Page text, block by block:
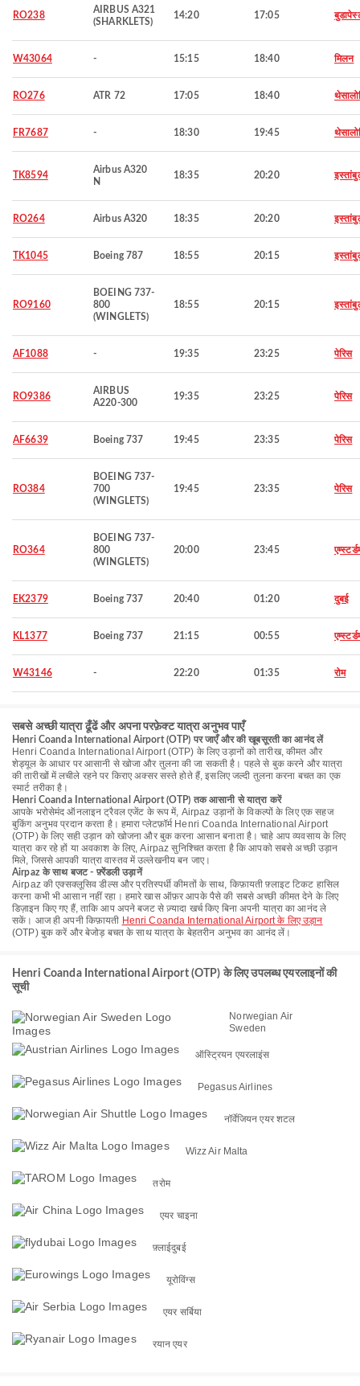
RO238
AIRBUS A321
(SHARKLETS)
14:20 17:05
W43064 - 15:15 18:40 मिलन
RO276 ATR 72 17:05 18:40
FR7687 - 18:30 19:45
TK8594
Airbus A320
N
18:35 20:20
RO264 Airbus A320 18:35 20:20
TK1045 Boeing 787 18:55 20:15
RO9160
BOEING 737-
800
(WINGLETS)
18:55 20:15
AF1088 - 19:35 23:25 पेरिस
RO9386
AIRBUS
A220-300
19:35 23:25 पेरिस
AF6639 Boeing 737 19:45 23:35 पेरिस
RO384
BOEING 737-
700
(WINGLETS)
19:45 23:35 पेरिस
RO364
BOEING 737-
800
(WINGLETS)
20:00 23:45
EK2379 Boeing 737 20:40 01:20 दुबई
KL1377 Boeing 737 21:15 00:55
W43146 - 22:20 01:35 रोम
सबसे अच्छी यात्रा ढूँढें और अपना परफ़ेक्ट यात्रा अनुभव पाएँ
Henri Coanda International Airport (OTP) पर जाएँ और की खूबसूरती का आनंद लें
Henri Coanda International Airport (OTP) के लिए उड़ानों को तारीख, कीमत और
शेड्यूल के आधार पर आसानी से खोजा और तुलना की जा सकती है। पहले से बुक करने और यात्रा
की तारीखों में लचीले रहने पर किराए अक्सर सस्ते होते हैं, इसलिए जल्दी तुलना करना बचत का एक
स्मार्ट तरीका है।
Henri Coanda International Airport (OTP) तक आसानी से यात्रा करें
आपके भरोसेमंद ऑनलाइन ट्रैवल एजेंट के रूप में, Airpaz उड़ानों के विकल्पों के लिए एक सहज
बुकिंग अनुभव प्रदान करता है। हमारा प्लेटफ़ॉर्म Henri Coanda International Airport
(OTP) के लिए सही उड़ान को खोजना और बुक करना आसान बनाता है। चाहे आप व्यवसाय के लिए
यात्रा कर रहे हों या अवकाश के लिए, Airpaz सुनिश्चित करता है कि आपको सबसे अच्छी उड़ान
मिले, जिससे आपकी यात्रा वास्तव में उल्लेखनीय बन जाए।
Airpaz के साथ बजट - फ़्रेंडली उड़ानें
Airpaz की एक्सक्लूसिव डील्स और प्रतिस्पर्धी कीमतों के साथ, किफ़ायती फ़्लाइट टिकट हासिल
करना कभी भी आसान नहीं रहा। हमारे खास ऑफ़र आपके पैसे की सबसे अच्छी कीमत देने के लिए
डिज़ाइन किए गए हैं, ताकि आप अपने बजट से ज़्यादा खर्च किए बिना अपनी यात्रा का आनंद ले
सकें। आज ही अपनी किफ़ायती Henri Coanda International Airport के लिए उड़ान
(OTP) बुक करें और बेजोड़ बचत के साथ यात्रा के बेहतरीन अनुभव का आनंद लें।
Henri Coanda International Airport (OTP) के लिए उपलब्ध एयरलाइनों की
सूची
Norwegian Air
Sweden
ऑस्ट्रियन एयरलाइंस
Pegasus Airlines
नॉर्वेजियन एयर शटल
Wizz Air Malta
तरोम
एयर चाइना
फ़्लाईदुबई
यूरोविंग्स
एयर सर्बिया
रयान एयर